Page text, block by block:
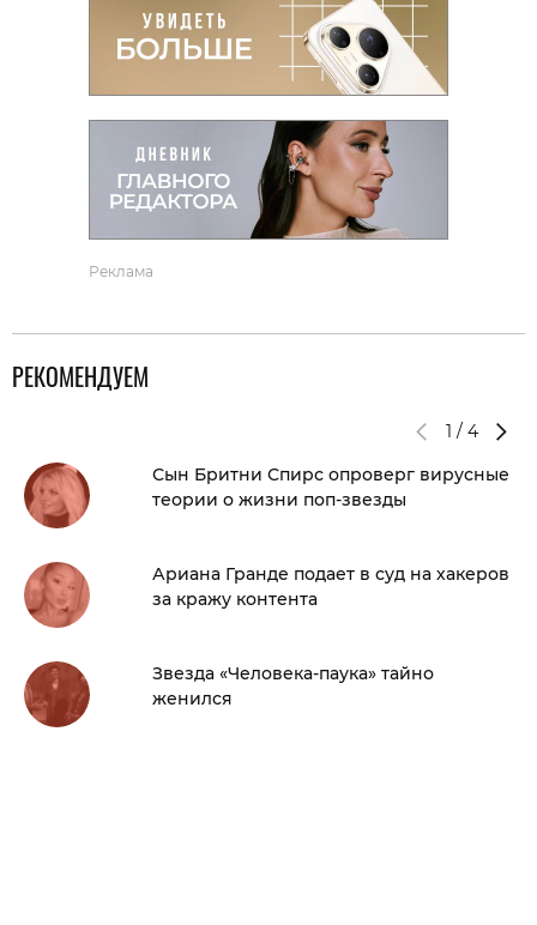
Реклама
РЕКОМЕНДУЕМ
1 / 4
Сын Бритни Спирс опроверг вирусные
теории о жизни поп-звезды
Ариана Гранде подает в суд на хакеров
за кражу контента
Звезда «Человека-паука» тайно
женился